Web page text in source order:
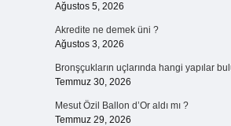
Ağustos 5, 2026
Akredite ne demek üni ?
Ağustos 3, 2026
Bronşçukların uçlarında hangi yapılar
Temmuz 30, 2026
Mesut Özil Ballon d’Or aldı mı ?
Temmuz 29, 2026